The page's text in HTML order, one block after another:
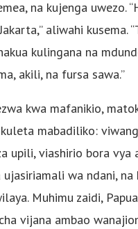
na kujenga uwezo.
aliwahi kusema.
kulingana na
akili, na fursa sawa.”
kwa mafanikio,
mabadiliko:
upili, viashirio bora vya
ujasiriamali wa ndani, na
Muhimu zaidi,
vijana ambao